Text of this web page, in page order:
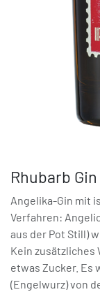
Rhubarb
Angelika-Gin mit
Verfahren:
aus der Pot Still)
Kein zusätzliches
etwas Zucker. Es
(Engelwurz) von